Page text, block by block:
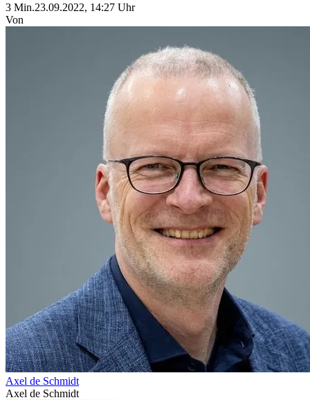
3 Min.23.09.2022, 14:27 Uhr
Von
Axel de Schmidt
Axel de Schmidt